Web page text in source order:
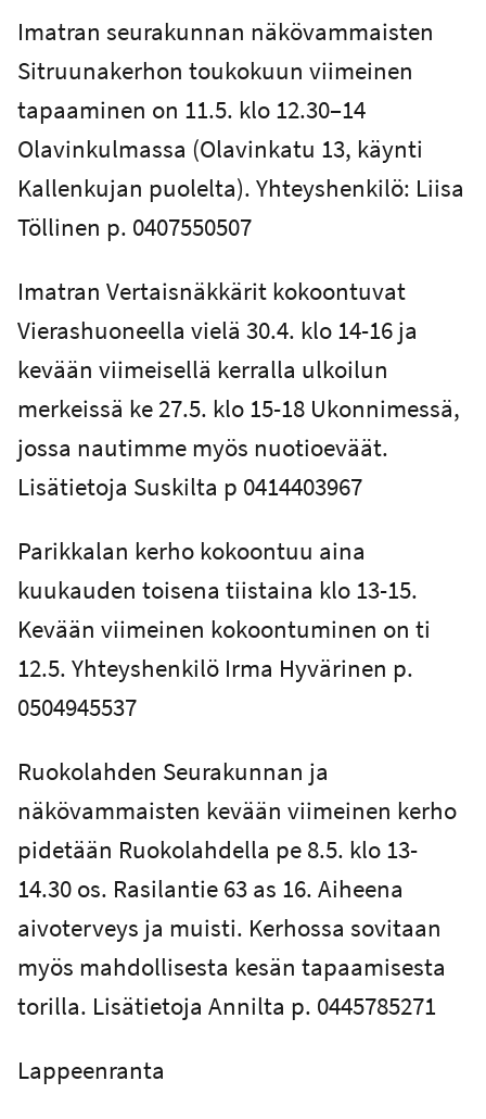
Imatran seurakunnan näkövammaisten
Sitruunakerhon toukokuun viimeinen
tapaaminen on 11.5. klo 12.30–14
Olavinkulmassa (Olavinkatu 13, käynti
Kallenkujan puolelta). Yhteyshenkilö: Liisa
Töllinen p. 0407550507
Imatran Vertaisnäkkärit kokoontuvat
Vierashuoneella vielä 30.4. klo 14-16 ja
kevään viimeisellä kerralla ulkoilun
merkeissä ke 27.5. klo 15-18 Ukonnimessä,
jossa nautimme myös nuotioeväät.
Lisätietoja Suskilta p 0414403967
Parikkalan kerho kokoontuu aina
kuukauden toisena tiistaina klo 13-15.
Kevään viimeinen kokoontuminen on ti
12.5. Yhteyshenkilö Irma Hyvärinen p.
0504945537
Ruokolahden Seurakunnan ja
näkövammaisten kevään viimeinen kerho
pidetään Ruokolahdella pe 8.5. klo 13-
14.30 os. Rasilantie 63 as 16. Aiheena
aivoterveys ja muisti. Kerhossa sovitaan
myös mahdollisesta kesän tapaamisesta
torilla. Lisätietoja Annilta p. 0445785271
Lappeenranta